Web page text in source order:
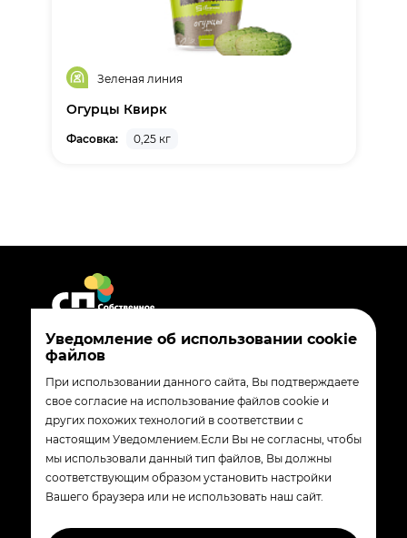
Зеленая линия
Огурцы Квирк
Фасовка: 0,25 кг
8 800 200-90-02
madebytander_com@magnit.ru
350072
Краснодар, ул. Солнечная 15/5
© «Собственные производства группы
Уведомление об использовании cookie
файлов
При использовании данного сайта, Вы подтверждаете
свое согласие на использование файлов cookie и
других похожих технологий в соответствии с
настоящим Уведомлением.Если Вы не согласны, чтобы
мы использовали данный тип файлов, Вы должны
соответствующим образом установить настройки
Вашего браузера или не использовать наш сайт.